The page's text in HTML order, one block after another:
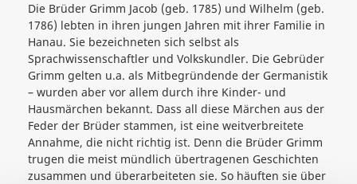
Die Brüder Grimm Jacob (geb. 1785) und Wilhelm (geb.
1786) lebten in ihren jungen Jahren mit ihrer Familie in
Hanau. Sie bezeichneten sich selbst als
Sprachwissenschaftler und Volkskundler. Die Gebrüder
Grimm gelten u.a. als Mitbegründende der Germanistik
– wurden aber vor allem durch ihre Kinder- und
Hausmärchen bekannt. Dass all diese Märchen aus der
Feder der Brüder stammen, ist eine weitverbreitete
Annahme, die nicht richtig ist. Denn die Brüder Grimm
trugen die meist mündlich übertragenen Geschichten
zusammen und überarbeiteten sie. So häuften sie über